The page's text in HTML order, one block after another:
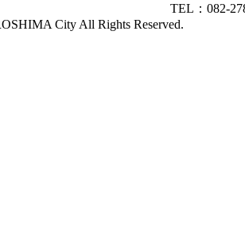
TEL：082-
City All Rights Reserved.